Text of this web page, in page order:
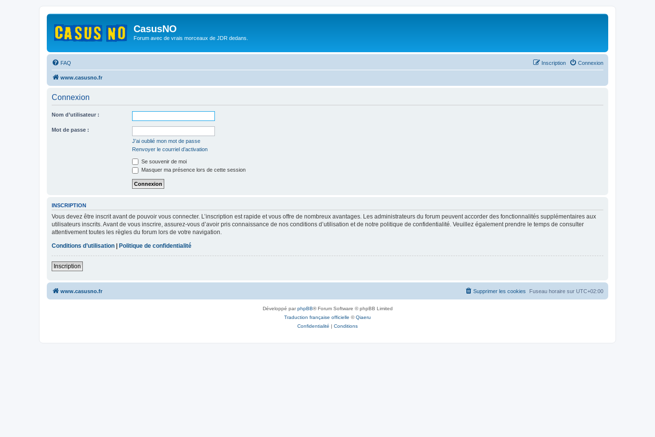
CasusNO
Forum avec de vrais morceaux de JDR dedans.
FAQ Connexion
Inscription
www.casusno.fr
Connexion
Nom d’utilisateur :
Mot de passe :
J’ai oublié mon mot de passe
Renvoyer le courriel d’activation
Se souvenir de moi
Masquer ma présence lors de cette session
INSCRIPTION
Vous devez être inscrit avant de pouvoir vous connecter. L’inscription est rapide et vous offre de nombreux avantages. Les administrateurs du forum peuvent accorder des fonctionnalités supplémentaires aux
utilisateurs inscrits. Avant de vous inscrire, assurez-vous d’avoir pris connaissance de nos conditions d’utilisation et de notre politique de confidentialité. Veuillez également prendre le temps de consulter
attentivement toutes les règles du forum lors de votre navigation.
Conditions d’utilisation
Politique de confidentialité
Inscription
www.casusno.fr Fuseau horaire sur UTC+02:00
Supprimer les cookies
Développé parphpBB® Forum Software © phpBB Limited
Traduction française officielle ©Qiaeru
Confidentialité | Conditions